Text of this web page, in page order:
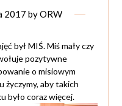
2017 byORW
był MIŚ. Miś mały czy
pozytywne
o misiowym
życzymy, aby takich
było coraz więcej.